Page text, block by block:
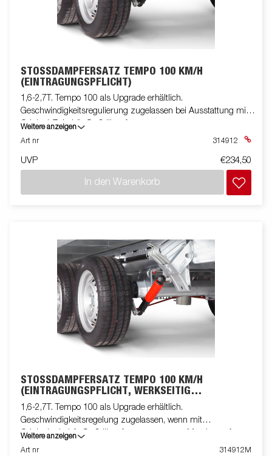
STOSSDÄMPFERSATZ TEMPO 100 KM/H (
EINTRAGUNGSPFLICHT)
1,6-2,7T. Tempo 100 als Upgrade erhältlich.
Geschwindigkeitsregulierung zugelassen bei Ausstattung mit
Original-Zubehör-Stoßdämpfern.
Weitere anzeigen
Art nr
314912
UVP €234,50
In den Warenkorb
STOSSDÄMPFERSATZ TEMPO 100 KM/H (
EINTRAGUNGSPFLICHT, WERKSEITIG M
ONTIERT)
1,6-2,7T. Tempo 100 als Upgrade erhältlich.
Geschwindigkeitsregelung zugelassen, wenn mit
Originalzubehör-Stoßdämpfern ausgestattet. Montiert auf
TT5325-Anhänger
Weitere anzeigen
Art nr
314912M